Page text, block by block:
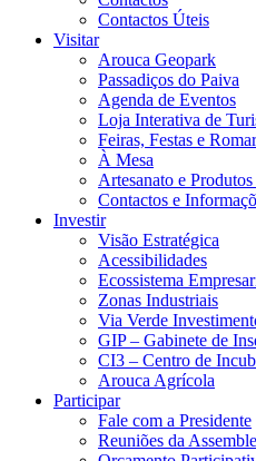
Contactos Úteis
Visitar
Arouca Geopark
Passadiços do Paiva
Agenda de Eventos
Loja Interativa de
Feiras, Festas e
À Mesa
Artesanato e
Contactos e
Investir
Visão Estratégica
Acessibilidades
Ecossistema
Zonas Industriais
Via Verde
GIP – Gabinete de
CI3 – Centro de
Arouca Agrícola
Participar
Fale com a Presidente
Reuniões da